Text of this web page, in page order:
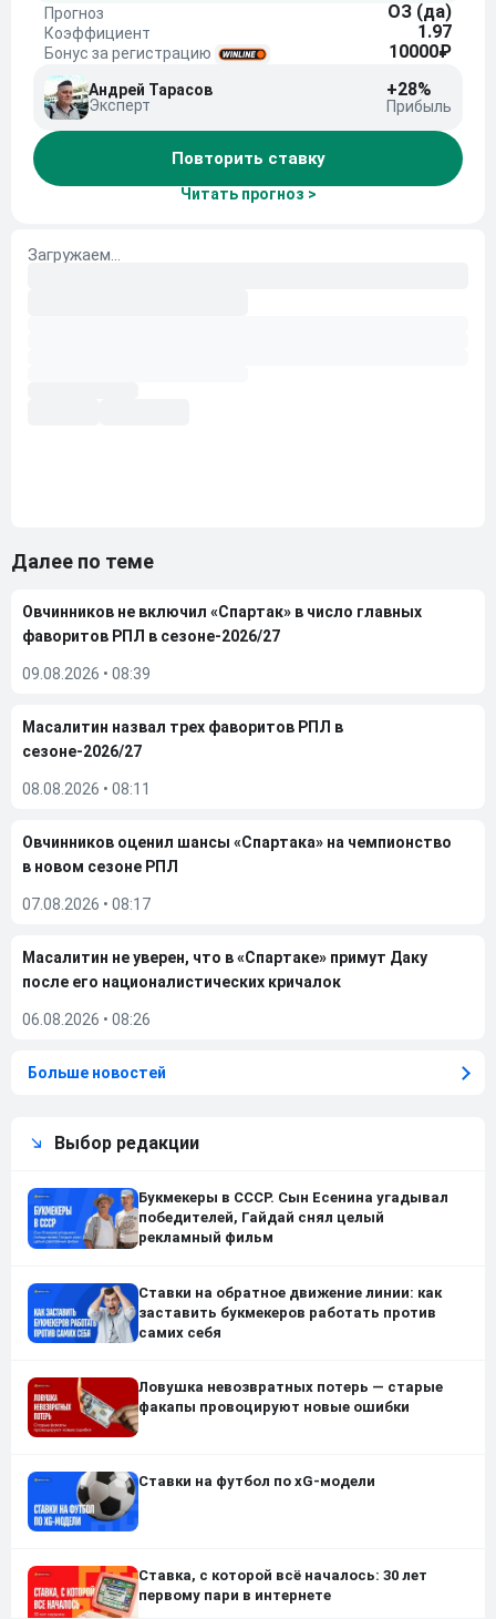
Прогноз ОЗ (да)
Коэффициент 1.97
Бонус за регистрацию 10000₽
Андрей Тарасов
Эксперт
+28%
Прибыль
Повторить ставку
Читать прогноз >
Далее по теме
Овчинников не включил «Спартак» в число главных
фаворитов РПЛ в сезоне-2026/27
09.08.2026 • 08:39
Масалитин назвал трех фаворитов РПЛ в
сезоне-2026/27
08.08.2026 • 08:11
Овчинников оценил шансы «Спартака» на чемпионство
в новом сезоне РПЛ
07.08.2026 • 08:17
Масалитин не уверен, что в «Спартаке» примут Даку
после его националистических кричалок
06.08.2026 • 08:26
Больше новостей
Выбор редакции
Букмекеры в СССР. Сын Есенина угадывал
победителей, Гайдай снял целый
рекламный фильм
Ставки на обратное движение линии: как
заставить букмекеров работать против
самих себя
Ловушка невозвратных потерь — старые
факапы провоцируют новые ошибки
Ставки на футбол по xG-модели
Ставка, с которой всё началось: 30 лет
первому пари в интернете